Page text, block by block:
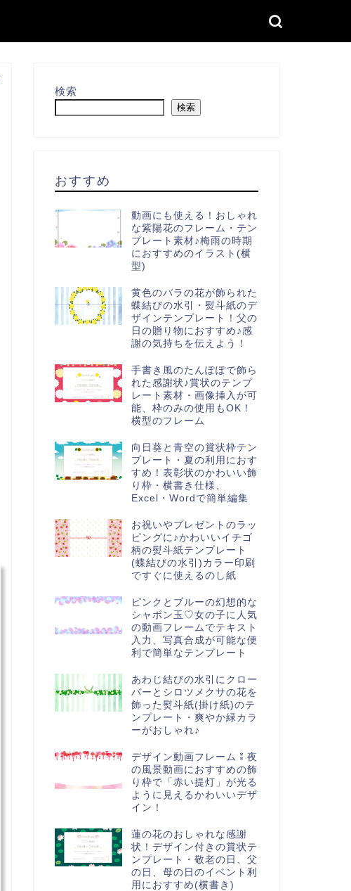
検索
検索
おすすめ
動画にも使える！おしゃれ
な紫陽花のフレーム・テン
プレート素材♪梅雨の時期
におすすめのイラスト(横
型)
黄色のバラの花が飾られた
蝶結びの水引・熨斗紙のデ
ザインテンプレート！父の
日の贈り物におすすめ♪感
謝の気持ちを伝えよう！
手書き風のたんぽぽで飾ら
れた感謝状♪賞状のテンプ
レート素材・画像挿入が可
能、枠のみの使用もOK！
横型のフレーム
向日葵と青空の賞状枠テン
プレート・夏の利用におす
すめ！表彰状のかわいい飾
り枠・横書き仕様、
Excel・Wordで簡単編集
お祝いやプレゼントのラッ
ピングに♪かわいいイチゴ
柄の熨斗紙テンプレート
(蝶結びの水引)カラー印刷
ですぐに使えるのし紙
ピンクとブルーの幻想的な
シャボン玉♡女の子に人気
の動画フレームでテキスト
入力、写真合成が可能な便
利で簡単なテンプレート
あわじ結びの水引にクロー
バーとシロツメクサの花を
飾った熨斗紙(掛け紙)のテ
ンプレート・爽やか緑カラ
ーがおしゃれ♪
デザイン動画フレーム⁑夜
の風景動画におすすめの飾
り枠で「赤い提灯」が光る
ように見えるかわいいデザ
イン！
蓮の花のおしゃれな感謝
状！デザイン付きの賞状テ
ンプレート・敬老の日、父
の日、母の日のイベント利
用におすすめ(横書き)